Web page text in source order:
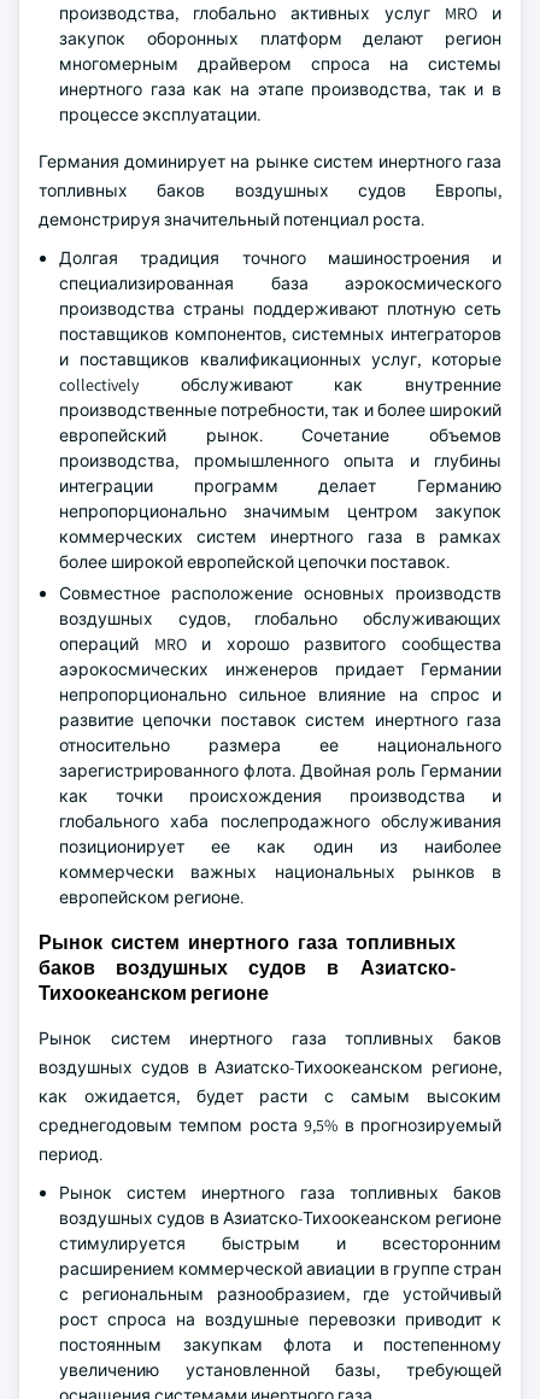
производства, глобально активных услуг MRO и
закупок оборонных платформ делают регион
многомерным драйвером спроса на системы
инертного газа как на этапе производства, так и в
процессе эксплуатации.
Германия доминирует на рынке систем инертного газа
топливных баков воздушных судов Европы,
демонстрируя значительный потенциал роста.
Долгая традиция точного машиностроения и
специализированная база аэрокосмического
производства страны поддерживают плотную сеть
поставщиков компонентов, системных интеграторов
и поставщиков квалификационных услуг, которые
collectively обслуживают как внутренние
производственные потребности, так и более широкий
европейский рынок. Сочетание объемов
производства, промышленного опыта и глубины
интеграции программ делает Германию
непропорционально значимым центром закупок
коммерческих систем инертного газа в рамках
более широкой европейской цепочки поставок.
Совместное расположение основных производств
воздушных судов, глобально обслуживающих
операций MRO и хорошо развитого сообщества
аэрокосмических инженеров придает Германии
непропорционально сильное влияние на спрос и
развитие цепочки поставок систем инертного газа
относительно размера ее национального
зарегистрированного флота. Двойная роль Германии
как точки происхождения производства и
глобального хаба послепродажного обслуживания
позиционирует ее как один из наиболее
коммерчески важных национальных рынков в
европейском регионе.
Рынок систем инертного газа топливных
баков воздушных судов в Азиатско-
Тихоокеанском регионе
Рынок систем инертного газа топливных баков
воздушных судов в Азиатско-Тихоокеанском регионе,
как ожидается, будет расти с самым высоким
среднегодовым темпом роста 9,5% в прогнозируемый
период.
Рынок систем инертного газа топливных баков
воздушных судов в Азиатско-Тихоокеанском регионе
стимулируется быстрым и всесторонним
расширением коммерческой авиации в группе стран
с региональным разнообразием, где устойчивый
рост спроса на воздушные перевозки приводит к
постоянным закупкам флота и постепенному
увеличению установленной базы, требующей